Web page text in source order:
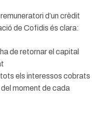
d’un crèdit
de Cofidis és clara:
de retornar el capital
els interessos cobrats
moment de cada